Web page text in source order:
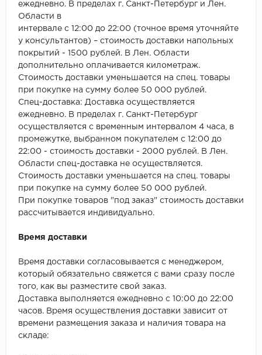
SPC Betta
SPC DEW
SPC Kronostep
SPC Promo
SPC Stronghold
Tulesna
ежедневно. В пределах г. Санкт-Петербург и Лен.
Области в
интервале с 12:00 до 22:00 (точное время уточняйте
у консультантов) – стоимость доставки напольных
покрытий - 1500 рублей. В Лен. Области
дополнительно оплачивается километраж.
Стоимость доставки уменьшается на спец. товары
при покупке на сумму более 50 000 рублей.
Спец-доставка: Доставка осуществляется
ежедневно. В пределах г. Санкт-Петербург
осуществляется с временным интервалом 4 часа, в
промежутке, выбранном покупателем с 12:00 до
22:00 - стоимость доставки - 2000 рублей. В Лен.
Области спец-доставка не осуществляется.
Стоимость доставки уменьшается на спец. товары
при покупке на сумму более 50 000 рублей.
При покупке товаров "под заказ" стоимость доставки
рассчитывается индивидуально.
Время доставки
Время доставки согласовывается с менеджером,
который обязательно свяжется с вами сразу после
того, как вы разместите свой заказ.
Доставка выполняется ежедневно с 10:00 до 22:00
часов. Время осуществления доставки зависит от
времени размещения заказа и наличия товара на
складе: